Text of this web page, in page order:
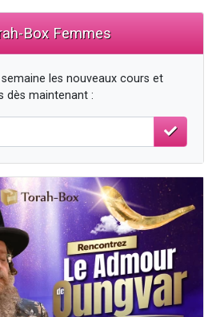
Box Femmes
les nouveaux cours et
dès maintenant :